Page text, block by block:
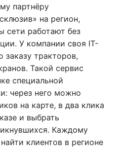
партнёру
на регион,
сети работают без
У компании своя IT-
заказу тракторов,
Такой сервис
специальной
через него можно
на карте, в два клика
и выбрать
Каждому
клиентов в регионе